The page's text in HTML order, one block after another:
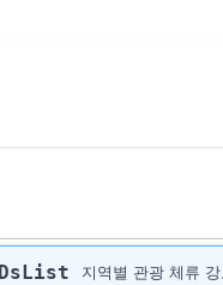
지역별 관광 체류